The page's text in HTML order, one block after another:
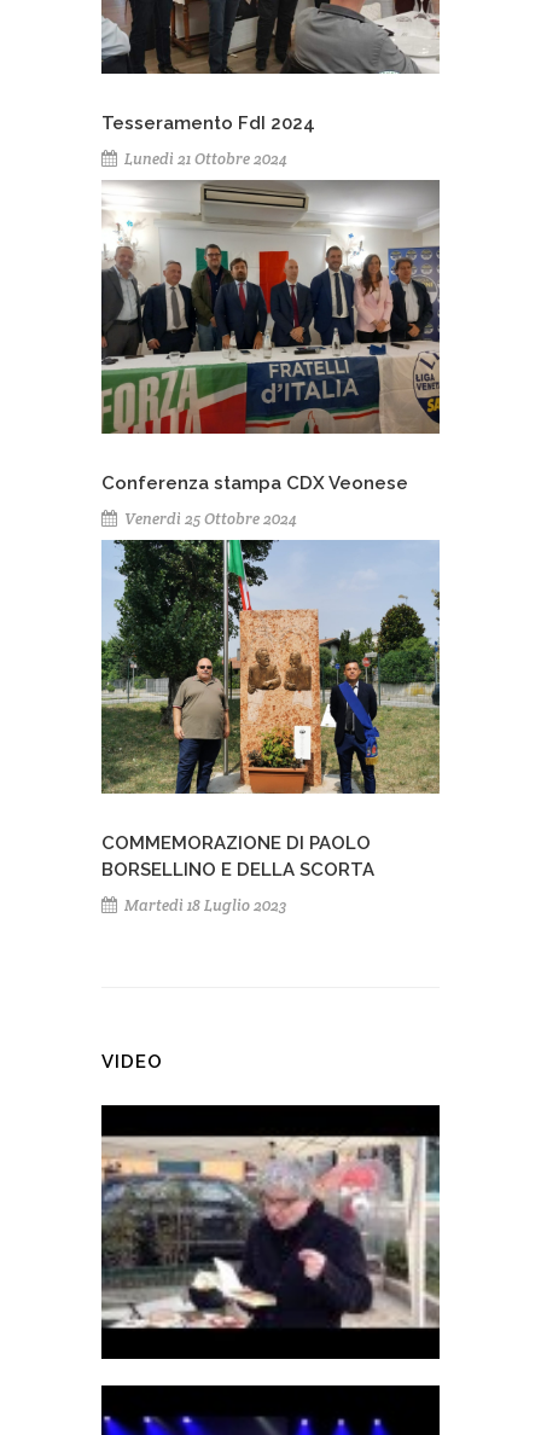
Tesseramento FdI 2024
Lunedì 21 Ottobre 2024
Conferenza stampa CDX Veonese
Venerdì 25 Ottobre 2024
COMMEMORAZIONE DI PAOLO
BORSELLINO E DELLA SCORTA
Martedì 18 Luglio 2023
VIDEO